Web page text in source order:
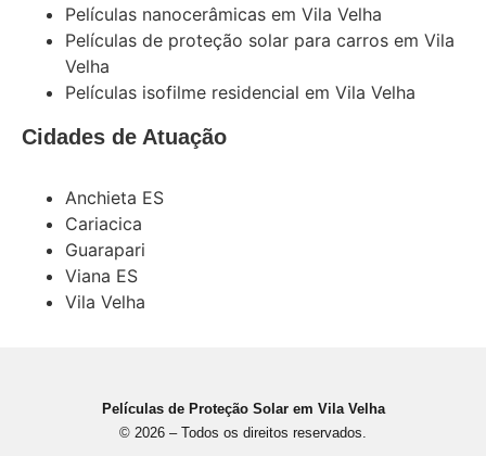
Películas nanocerâmicas em Vila Velha
Películas de proteção solar para carros em Vila
Velha
Películas isofilme residencial em Vila Velha
Cidades de Atuação
Anchieta ES
Cariacica
Guarapari
Viana ES
Vila Velha
Películas de Proteção Solar em Vila Velha
© 2026 – Todos os direitos reservados.